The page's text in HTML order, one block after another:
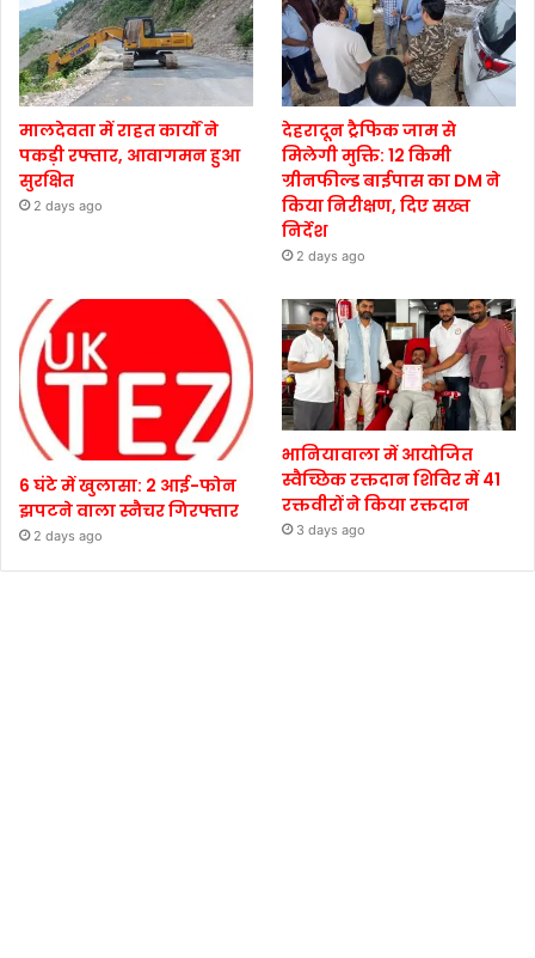
मालदेवता में राहत कार्यों ने
पकड़ी रफ्तार, आवागमन हुआ
सुरक्षित
2 days ago
देहरादून ट्रैफिक जाम से
मिलेगी मुक्ति: 12 किमी
ग्रीनफील्ड बाईपास का DM ने
किया निरीक्षण, दिए सख्त
निर्देश
2 days ago
6 घंटे में खुलासा: 2 आई-फोन
झपटने वाला स्नैचर गिरफ्तार
2 days ago
भानियावाला में आयोजित
स्वैच्छिक रक्तदान शिविर में 41
रक्तवीरों ने किया रक्तदान
3 days ago